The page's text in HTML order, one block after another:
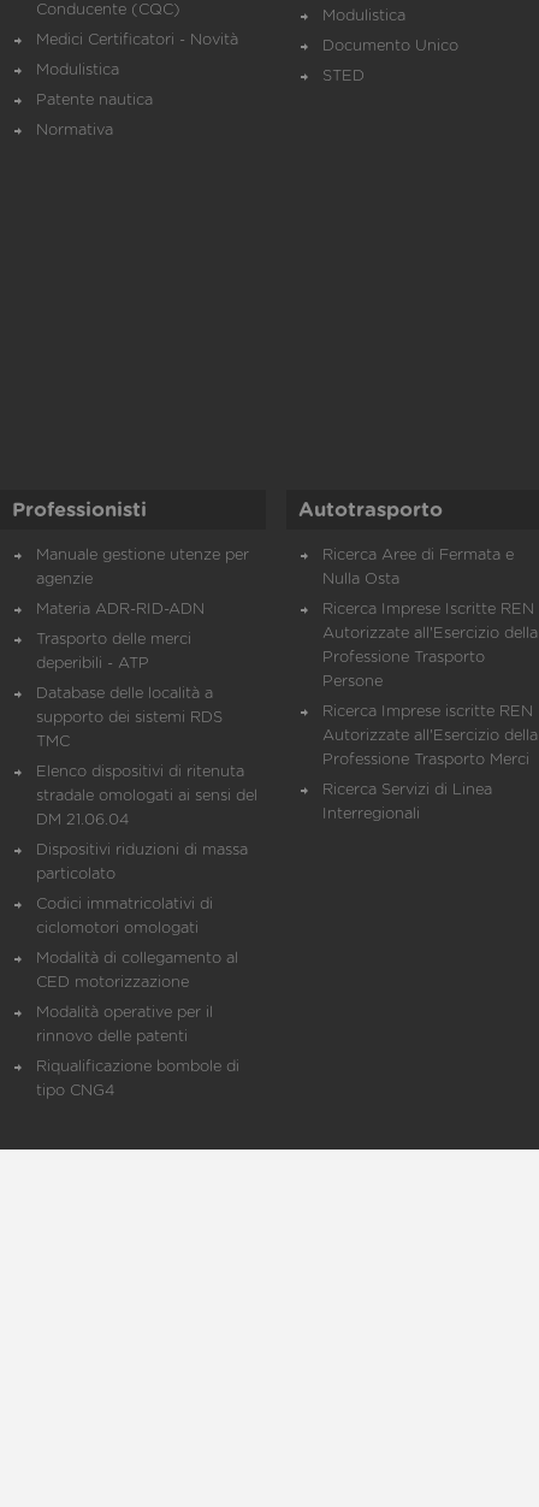
Conducente (CQC)
Medici Certificatori - Novità
Modulistica
Patente nautica
Normativa
Modulistica
Documento Unico
STED
Professionisti
Manuale gestione utenze per
agenzie
Materia ADR-RID-ADN
Trasporto delle merci
deperibili - ATP
Database delle località a
supporto dei sistemi RDS
TMC
Elenco dispositivi di ritenuta
stradale omologati ai sensi del
DM 21.06.04
Dispositivi riduzioni di massa
particolato
Codici immatricolativi di
ciclomotori omologati
Modalità di collegamento al
CED motorizzazione
Modalità operative per il
rinnovo delle patenti
Riqualificazione bombole di
tipo CNG4
Autotrasporto
Ricerca Aree di Fermata e
Nulla Osta
Ricerca Imprese Iscritte REN
Autorizzate all'Esercizio della
Professione Trasporto
Persone
Ricerca Imprese iscritte REN
Autorizzate all'Esercizio della
Professione Trasporto Merci
Ricerca Servizi di Linea
Interregionali